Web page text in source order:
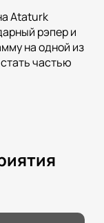
Ataturk
рэпер и
на одной из
частью